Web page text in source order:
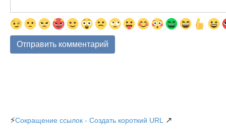
⚡Сокращение ссылок - Создать короткий URL ↗